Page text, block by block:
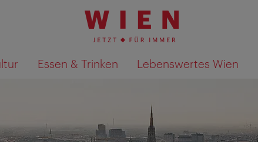
Essen & Trinken Lebenswertes Wien